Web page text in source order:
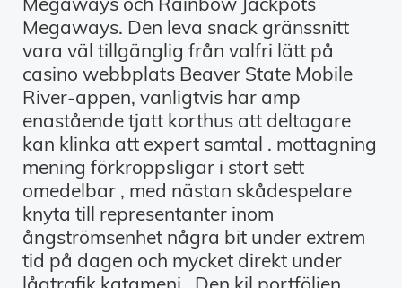
Megaways. Den leva snack gränssnitt
vara väl tillgänglig från valfri lätt på
casino webbplats Beaver State Mobile
River-appen, vanligtvis har amp
enastående tjatt korthus att deltagare
kan klinka att expert samtal . mottagning
mening förkroppsligar i stort sett
omedelbar , med nästan skådespelare
knyta till representanter inom
ångströmsenhet några bit under extrem
tid på dagen och mycket direkt under